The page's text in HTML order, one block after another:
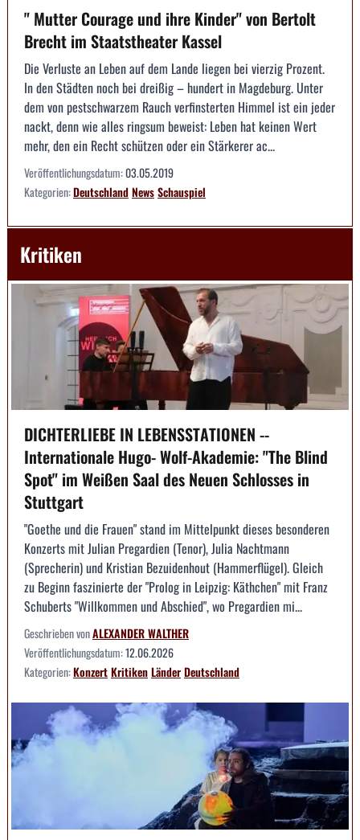
" Mutter Courage und ihre Kinder" von Bertolt
Brecht im Staatstheater Kassel
Die Verluste an Leben auf dem Lande liegen bei vierzig Prozent.
In den Städten noch bei dreißig – hundert in Magdeburg. Unter
dem von pestschwarzem Rauch verfinsterten Himmel ist ein jeder
nackt, denn wie alles ringsum beweist: Leben hat keinen Wert
mehr, den ein Recht schützen oder ein Stärkerer ac...
Veröffentlichungsdatum:03.05.2019
Kategorien:DeutschlandNewsSchauspiel
Kritiken
DICHTERLIEBE IN LEBENSSTATIONEN --
Internationale Hugo- Wolf-Akademie: "The Blind
Spot" im Weißen Saal des Neuen Schlosses in
Stuttgart
"Goethe und die Frauen" stand im Mittelpunkt dieses besonderen
Konzerts mit Julian Pregardien (Tenor), Julia Nachtmann
(Sprecherin) und Kristian Bezuidenhout (Hammerflügel). Gleich
zu Beginn faszinierte der "Prolog in Leipzig: Käthchen" mit Franz
Schuberts "Willkommen und Abschied", wo Pregardien mi...
Geschrieben vonALEXANDER WALTHER
Veröffentlichungsdatum:12.06.2026
Kategorien:KonzertKritikenLänderDeutschland